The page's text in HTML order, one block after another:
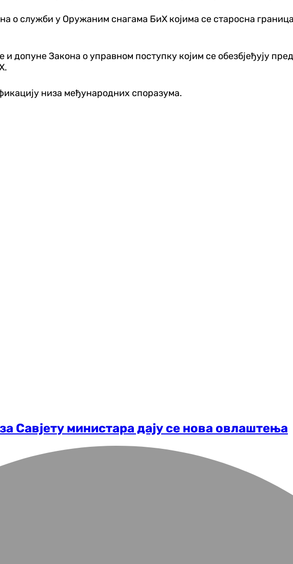
о служби у Оружаним снагама БиХ којима се старосна
допуне Закона о управном поступку којим се обезбјеђују
низа међународних споразума.
министара дају се нова овлаштења